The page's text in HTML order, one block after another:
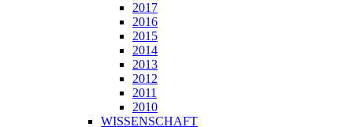
2017
2016
2015
2014
2013
2012
2011
2010
WISSENSCHAFT